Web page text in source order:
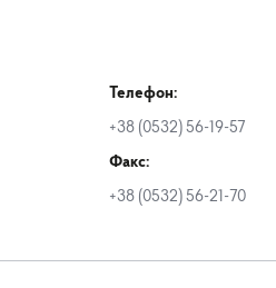
Телефон:
+38 (0532) 56-19-57
Факс:
+38 (0532) 56-21-70